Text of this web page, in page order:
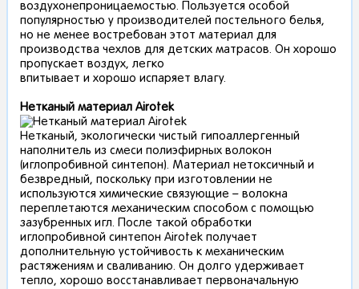
воздухонепроницаемостью. Пользуется особой
популярностью у производителей постельного белья,
но не менее востребован этот материал для
производства чехлов для детских матрасов. Он хорошо
пропускает воздух, легко
впитывает и хорошо испаряет влагу.
Нетканый материал Airotek
Нетканый, экологически чистый гипоаллергенный
наполнитель из смеси полиэфирных волокон
(иглопробивной синтепон). Материал нетоксичный и
безвредный, поскольку при изготовлении не
используются химические связующие – волокна
переплетаются механическим способом с помощью
зазубренных игл. После такой обработки
иглопробивной синтепон Airotek получает
дополнительную устойчивость к механическим
растяжениям и сваливанию. Он долго удерживает
тепло, хорошо восстанавливает первоначальную